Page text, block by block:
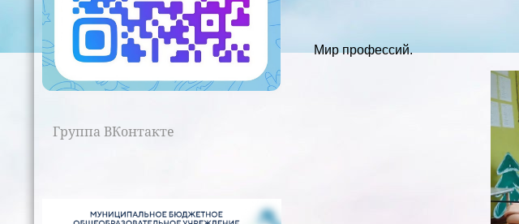
Группа ВКонтакте
Мир профессий.